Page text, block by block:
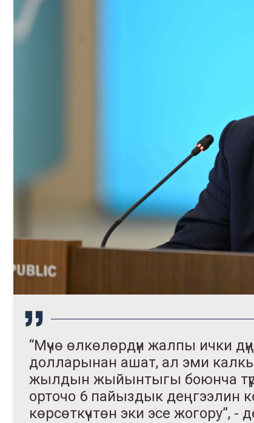
“Мүчө өлкөлөрдүн жалпы ички
долларынан ашат, ал эми
жылдын жыйынтыгы боюнча
орточо 6 пайыздык деңгээлин
көрсөткүчтөн эки эсе жогору”,